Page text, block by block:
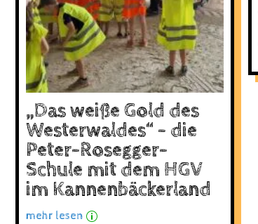
„Das weiße Gold des
Westerwaldes“ – die
Peter-Rosegger-
Schule mit dem HGV
im Kannenbäckerland
mehr lesen p